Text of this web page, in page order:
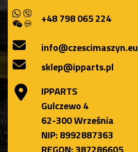
+48 798 065 224
info@czescimaszyn.eu
sklep@ipparts.pl
IPPARTS
Gulczewo 4
62-300 Września
NIP: 8992887363